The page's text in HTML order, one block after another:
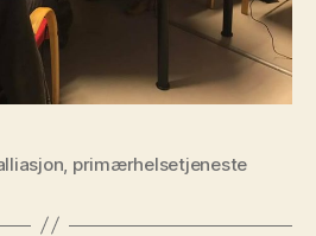
, primærhelsetjeneste